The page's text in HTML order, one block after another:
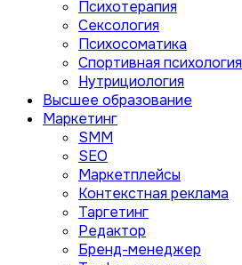
Психотерапия
Сексология
Психосоматика
Спортивная психология
Нутрициология
Высшее образование
Маркетинг
SMM
SEO
Маркетплейсы
Контекстная реклама
Таргетинг
Редактор
Бренд-менеджер